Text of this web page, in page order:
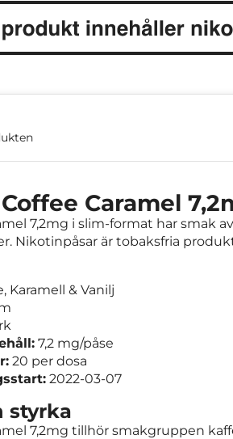
Caramel
7,2mg i slim-format har smak
Nikotinpåsar är tobaksfria
Karamell & Vanilj
7,2 mg/påse
20 per dosa
2022-03-07
styrka
7,2mg tillhör smakgruppen